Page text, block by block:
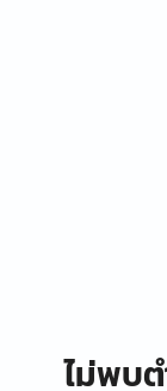
ไม่พบ